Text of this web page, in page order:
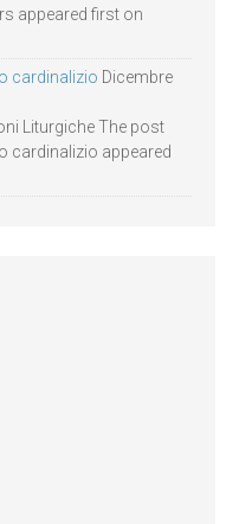
appeared first on
cardinalizio Dicembre
Liturgiche The post
cardinalizio appeared